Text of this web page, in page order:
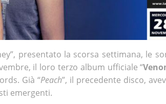
presentato la scorsa settimana, le
il loro terzo album ufficiale “
Già “Peach”, il precedente disco,
emergenti.